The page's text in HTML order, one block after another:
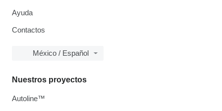
Ayuda
Contactos
México / Español
Nuestros proyectos
Autoline™